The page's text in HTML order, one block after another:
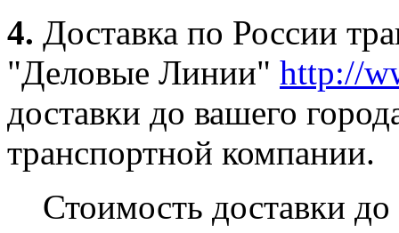
4. Доставка по России
"Деловые Линии" http://
доставки до вашего
транспортной компании.
Стоимость доставки